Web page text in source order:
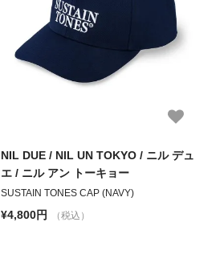
NIL DUE / NIL UN TOKYO / ニル デュ
エ / ニル アン トーキョー
SUSTAIN TONES CAP (NAVY)
¥4,800円 （税込）